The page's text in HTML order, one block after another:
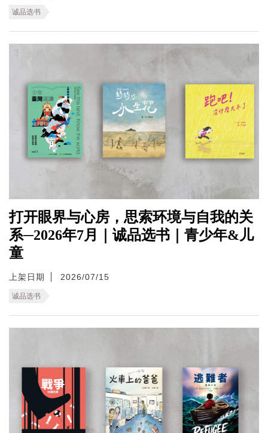
诚品选书
打开眼界与心房，思索环境与自我的关
系─2026年7月｜诚品选书｜青少年&儿
童
上架日期 2026/07/15
诚品选书